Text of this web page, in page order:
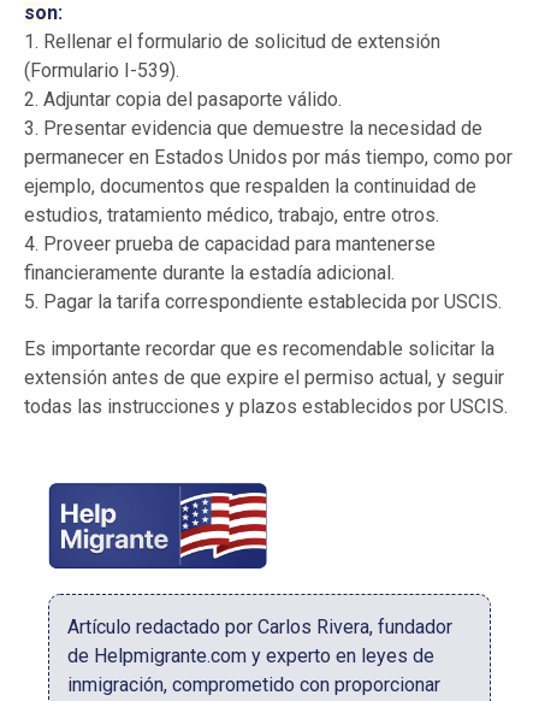
son:
1. Rellenar el formulario de solicitud de extensión
(Formulario I-539).
2. Adjuntar copia del pasaporte válido.
3. Presentar evidencia que demuestre la necesidad de
permanecer en Estados Unidos por más tiempo, como por
ejemplo, documentos que respalden la continuidad de
estudios, tratamiento médico, trabajo, entre otros.
4. Proveer prueba de capacidad para mantenerse
financieramente durante la estadía adicional.
5. Pagar la tarifa correspondiente establecida por USCIS.
Es importante recordar que es recomendable solicitar la
extensión antes de que expire el permiso actual, y seguir
todas las instrucciones y plazos establecidos por USCIS.
Artículo redactado por Carlos Rivera, fundador
de Helpmigrante.com y experto en leyes de
inmigración, comprometido con proporcionar